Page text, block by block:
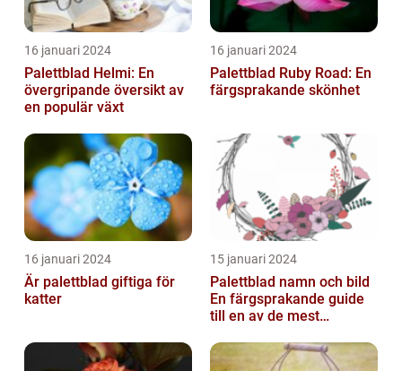
16 januari 2024
Palettblad Helmi: En
övergripande översikt av
en populär växt
16 januari 2024
Palettblad Ruby Road: En
färgsprakande skönhet
16 januari 2024
Är palettblad giftiga för
katter
15 januari 2024
Palettblad namn och bild
En färgsprakande guide
till en av de mest
inomhusväxterna